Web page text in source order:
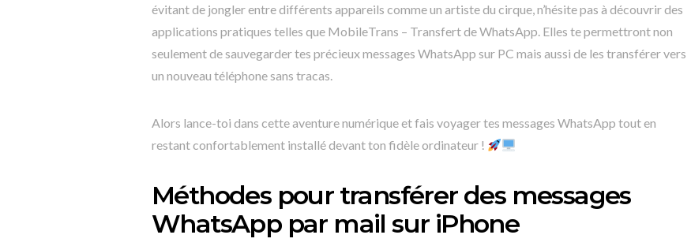
évitant de jongler entre différents appareils comme un artiste du cirque, n’hésite pas à découvrir des
applications pratiques telles que MobileTrans – Transfert de WhatsApp. Elles te permettront non
seulement de sauvegarder tes précieux messages WhatsApp sur PC mais aussi de les transférer vers
un nouveau téléphone sans tracas.
Alors lance-toi dans cette aventure numérique et fais voyager tes messages WhatsApp tout en
restant confortablement installé devant ton fidèle ordinateur !
Méthodes pour transférer des messages
WhatsApp par mail sur iPhone